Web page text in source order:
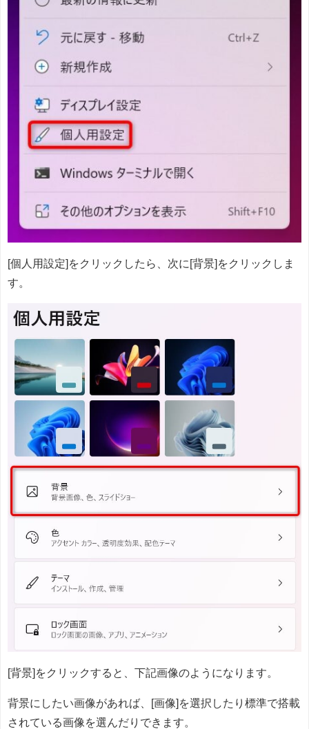
[個人用設定]をクリックしたら、次に[背景]をクリックしま
す。
[背景]をクリックすると、下記画像のようになります。
背景にしたい画像があれば、[画像]を選択したり標準で搭載
されている画像を選んだりできます。